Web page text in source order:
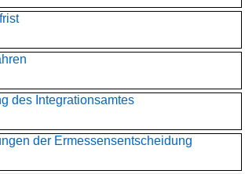
des Integrationsamtes
der Ermessensentscheidung